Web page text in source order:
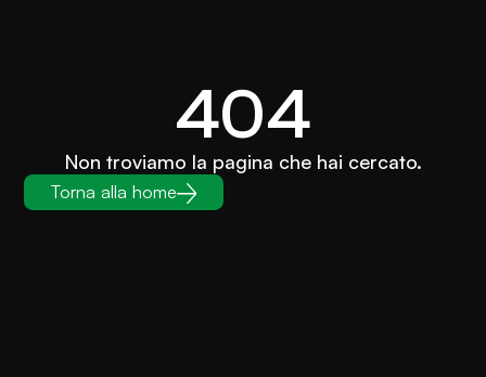
404
Non troviamo la pagina che hai cercato.
Torna alla home